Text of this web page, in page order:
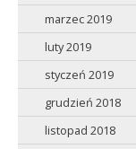
marzec 2019
luty 2019
styczeń 2019
grudzień 2018
listopad 2018